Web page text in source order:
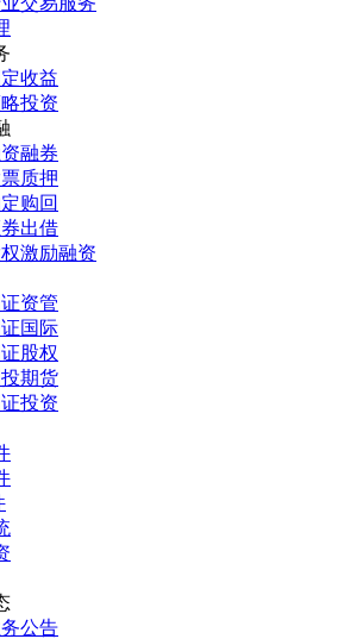
收益
投资
融券
质押
购回
出借
激励融资
资管
国际
股权
期货
投资
公告